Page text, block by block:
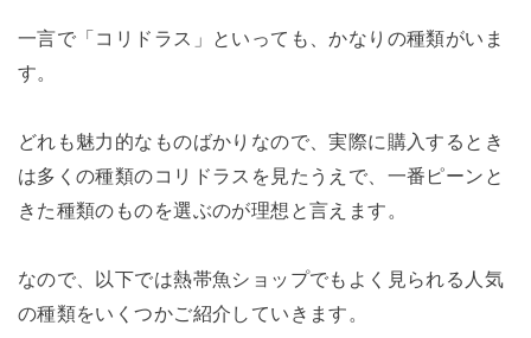
一言で「コリドラス」といっても、かなりの種類がいま
す。
どれも魅力的なものばかりなので、実際に購入するとき
は多くの種類のコリドラスを見たうえで、一番ピーンと
きた種類のものを選ぶのが理想と言えます。
なので、以下では熱帯魚ショップでもよく見られる人気
の種類をいくつかご紹介していきます。